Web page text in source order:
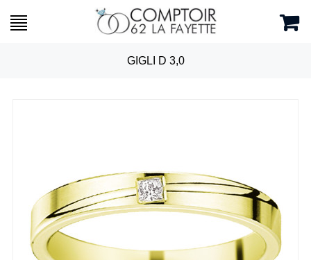
GIGLI D 3,0